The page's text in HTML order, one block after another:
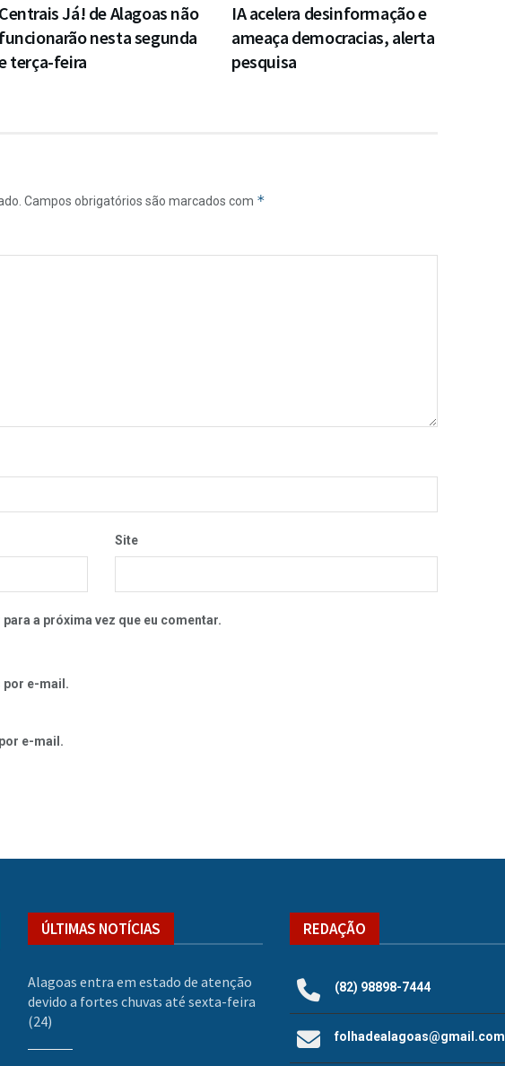
Centrais Já! de Alagoas não
funcionarão nesta segunda
terça-feira
IA acelera desinformação e
ameaça democracias, alerta
pesquisa
Campos obrigatórios são marcados com *
Site
a próxima vez que eu comentar.
por e-mail.
e-mail.
ÚLTIMAS NOTÍCIAS
Alagoas entra em estado de atenção
devido a fortes chuvas até sexta-feira
(24)
REDAÇÃO
(82) 98898-7444
folhadealagoas@gmail.com